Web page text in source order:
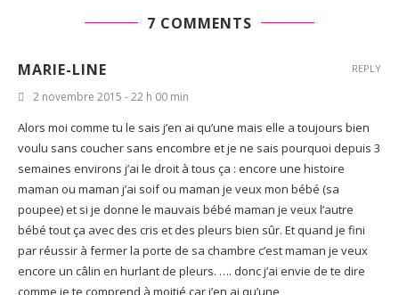
7 COMMENTS
MARIE-LINE
2 novembre 2015 - 22 h 00 min
Alors moi comme tu le sais j’en ai qu’une mais elle a toujours bien
voulu sans coucher sans encombre et je ne sais pourquoi depuis 3
semaines environs j’ai le droit à tous ça : encore une histoire
maman ou maman j’ai soif ou maman je veux mon bébé (sa
poupee) et si je donne le mauvais bébé maman je veux l’autre
bébé tout ça avec des cris et des pleurs bien sûr. Et quand je fini
par réussir à fermer la porte de sa chambre c’est maman je veux
encore un câlin en hurlant de pleurs. …. donc j’ai envie de te dire
REPLY